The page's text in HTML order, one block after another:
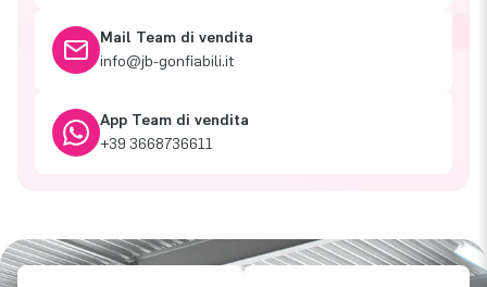
Mail Team di vendita
info@jb-gonfiabili.it
App Team di vendita
+39 3668736611